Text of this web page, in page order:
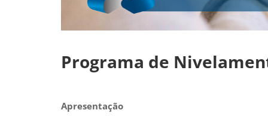
Programa de
Apresentação